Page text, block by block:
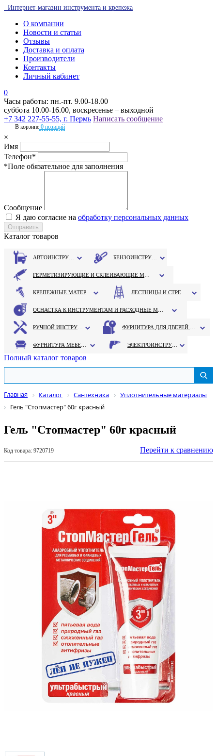
Интернет-магазин инструмента и крепежа
О компании
Новости и статьи
Отзывы
Доставка и оплата
Производители
Контакты
Личный кабинет
0
Часы работы: пн.-пт. 9.00-18.00
суббота 10.00-16.00, воскресенье – выходной
+7 342 227-55-55, г. Пермь Написать сообщение
В корзине 0 позиций
×
Имя
Телефон*
*Поле обязательное для заполнения
Сообщение
Я даю согласие на обработку персональных данных
Каталог товаров
Полный каталог товаров
Главная Каталог Сантехника
Уплотнительные материалы
Гель "Стопмастер" 60г красный
Гель "Стопмастер" 60г красный
Код товара: 9720719 Перейти к сравнению